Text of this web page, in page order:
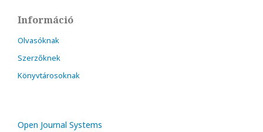
Információ
Olvasóknak
Szerzőknek
Könyvtárosoknak
Open Journal Systems